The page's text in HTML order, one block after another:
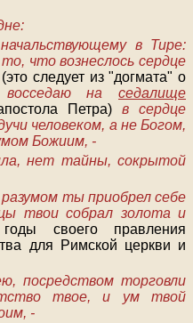
в Тире:
что вознеслось сердце
(это следует из "догмата" о
на седалище
Петра) в сердце
человеком, а не Богом,
Божиим, -
нет тайны, сокрытой
ты приобрел себе
твои собрал золота и
своего правления
для Римской церкви и
посредством торговли
твое, и ум твой
-